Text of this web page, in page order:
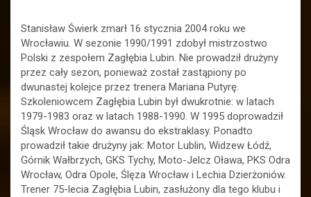
Stanisław Świerk zmarł 16 stycznia 2004 roku we
Wrocławiu. W sezonie 1990/1991 zdobył mistrzostwo
Polski z zespołem Zagłębia Lubin. Nie prowadził drużyny
przez cały sezon, ponieważ został zastąpiony po
dwunastej kolejce przez trenera Mariana Putyrę.
Szkoleniowcem Zagłębia Lubin był dwukrotnie: w latach
1979-1983 oraz w latach 1988-1990. W 1995 doprowadził
Śląsk Wrocław do awansu do ekstraklasy. Ponadto
prowadził takie drużyny jak: Motor Lublin, Widzew Łódź,
Górnik Wałbrzych, GKS Tychy, Moto-Jelcz Oława, PKS Odra
Wrocław, Odra Opole, Ślęza Wrocław i Lechia Dzierżoniów.
Trener 75-lecia Zagłębia Lubin, zasłużony dla tego klubu i